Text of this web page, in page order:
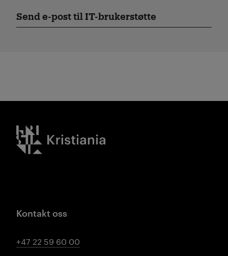
Send e-post til IT-brukerstøtte
Kristiania logo
Kontakt oss
+47 22 59 60 00